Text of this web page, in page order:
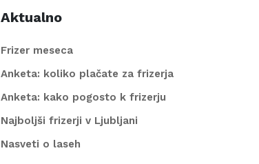
Aktualno
Frizer meseca
Anketa: koliko plačate za frizerja
Anketa: kako pogosto k frizerju
Najboljši frizerji v Ljubljani
Nasveti o laseh